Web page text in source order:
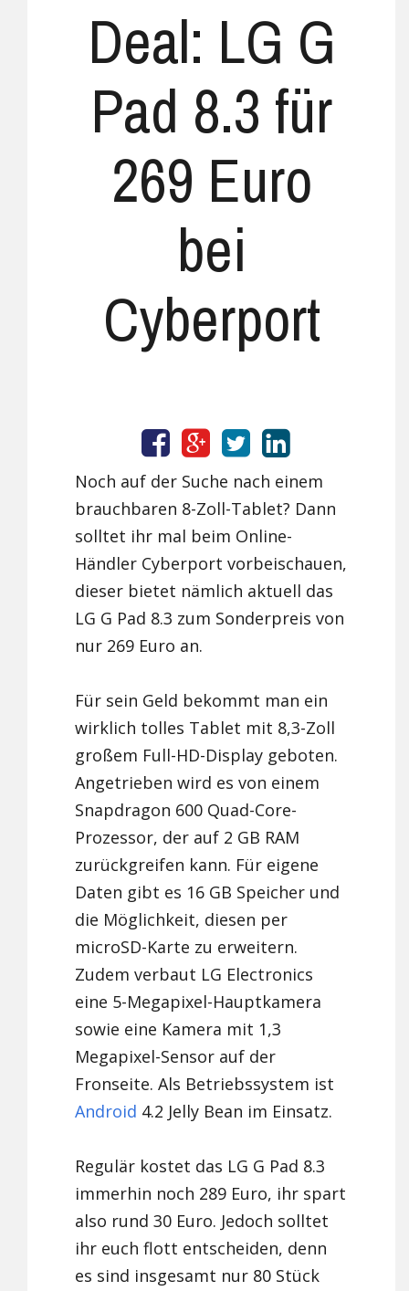
Deal: LG G
Pad 8.3 für
269 Euro
bei
Cyberport
Noch auf der Suche nach einem
brauchbaren 8-Zoll-Tablet? Dann
solltet ihr mal beim Online-
Händler Cyberport vorbeischauen,
dieser bietet nämlich aktuell das
LG G Pad 8.3 zum Sonderpreis von
nur 269 Euro an.
Für sein Geld bekommt man ein
wirklich tolles Tablet mit 8,3-Zoll
großem Full-HD-Display geboten.
Angetrieben wird es von einem
Snapdragon 600 Quad-Core-
Prozessor, der auf 2 GB RAM
zurückgreifen kann. Für eigene
Daten gibt es 16 GB Speicher und
die Möglichkeit, diesen per
microSD-Karte zu erweitern.
Zudem verbaut LG Electronics
eine 5-Megapixel-Hauptkamera
sowie eine Kamera mit 1,3
Megapixel-Sensor auf der
Fronseite. Als Betriebssystem ist
Android 4.2 Jelly Bean im Einsatz.
Regulär kostet das LG G Pad 8.3
immerhin noch 289 Euro, ihr spart
also rund 30 Euro. Jedoch solltet
ihr euch flott entscheiden, denn
es sind insgesamt nur 80 Stück